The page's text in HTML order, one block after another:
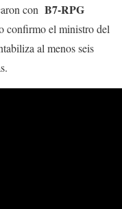
con B7-RPG
confirmo el ministro del
al menos seis